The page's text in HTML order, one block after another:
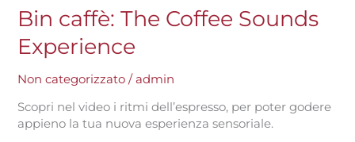
Bin caffè: The Coffee Sounds
Experience
Non categorizzato /admin
Scopri nel video i ritmi dell’espresso, per poter godere
appieno la tua nuova esperienza sensoriale.